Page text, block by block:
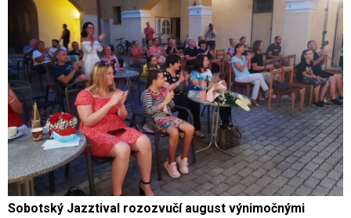
Sobotský Jazztival rozozvučí august výnimočnými